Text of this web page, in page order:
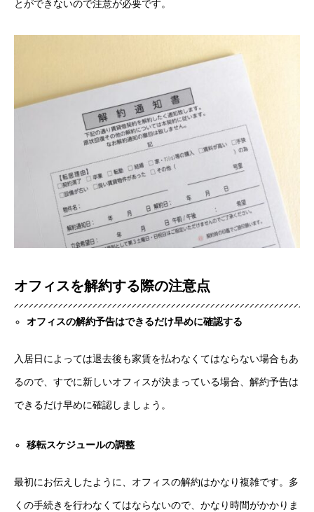
営業スタッフ紹介
とができないので注意が必要です。
オフィスを解約する際の注意点
オフィスの解約予告はできるだけ早めに確認する
入居日によっては退去後も家賃を払わなくてはならない場合もあ
るので、すでに新しいオフィスが決まっている場合、解約予告は
できるだけ早めに確認しましょう。
移転スケジュールの調整
最初にお伝えしたように、オフィスの解約はかなり複雑です。多
くの手続きを行わなくてはならないので、かなり時間がかかりま